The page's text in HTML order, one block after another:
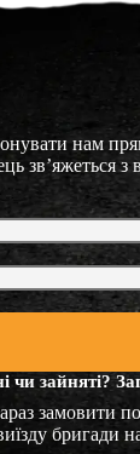
нам
зв’яжеться
чи зайняті?
замовити
бригади